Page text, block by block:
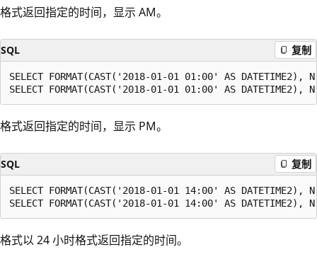
格式返回指定的时间，显示 AM。
SQL 复制
SELECT FORMAT(CAST('2018-01-01 01:00' AS
格式返回指定的时间，显示 PM。
SQL 复制
SELECT FORMAT(CAST('2018-01-01 14:00' AS
格式以 24 小时格式返回指定的时间。